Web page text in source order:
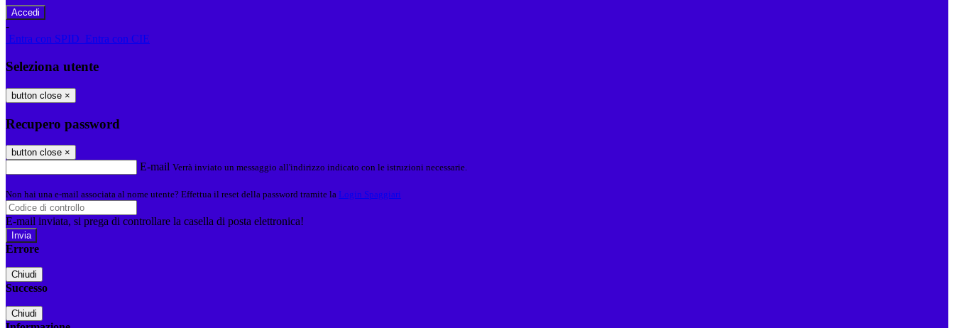
-
Entra con SPID Entra con CIE
Seleziona utente
button close ×
Recupero password
button close ×
E-mail Verrà inviato un messaggio all'indirizzo indicato con le istruzioni necessarie.
Non hai una e-mail associata al nome utente? Effettua il reset della password tramite la Login Spaggiari
E-mail inviata, si prega di controllare la casella di posta elettronica!
Errore
Chiudi
Successo
Chiudi